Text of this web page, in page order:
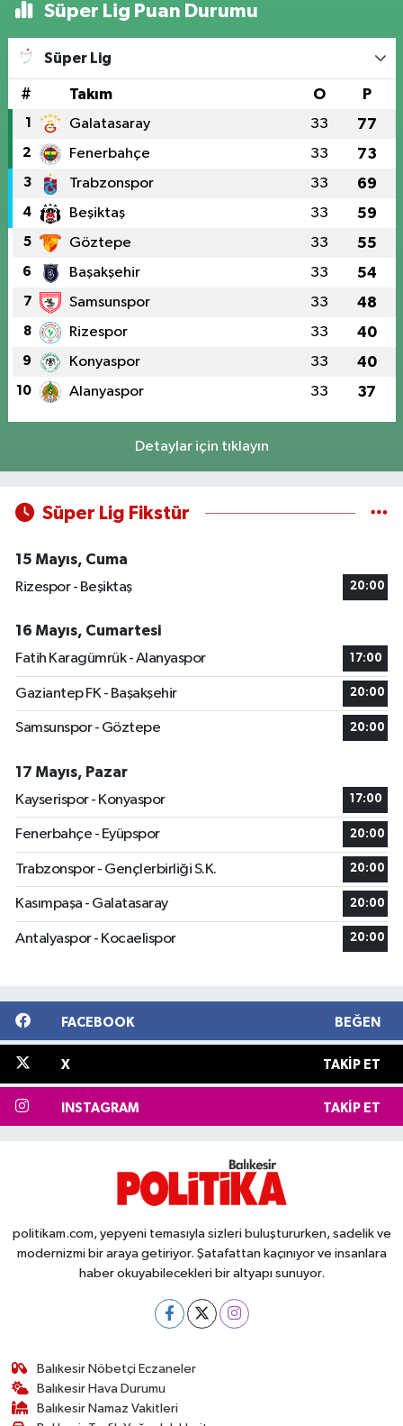
Süper Lig Puan Durumu
Süper Lig
# Takım O P
1 Galatasaray 33 77
2 Fenerbahçe 33 73
3 Trabzonspor 33 69
4 Beşiktaş 33 59
5 Göztepe 33 55
6 Başakşehir 33 54
7 Samsunspor 33 48
8 Rizespor 33 40
9 Konyaspor 33 40
10 Alanyaspor 33 37
Detaylar için tıklayın
Süper Lig Fikstür
15 Mayıs, Cuma
Rizespor - Beşiktaş
20:00
16 Mayıs, Cumartesi
Fatih Karagümrük - Alanyaspor
17:00
Gaziantep FK - Başakşehir 20:00
Samsunspor - Göztepe 20:00
17 Mayıs, Pazar
Kayserispor - Konyaspor
17:00
Fenerbahçe - Eyüpspor 20:00
Trabzonspor - Gençlerbirliği S.K. 20:00
Kasımpaşa - Galatasaray 20:00
Antalyaspor - Kocaelispor 20:00
FACEBOOK BEĞEN
X TAKIP ET
INSTAGRAM TAKIP ET
politikam.com, yepyeni temasıyla sizleri buluştururken, sadelik ve
modernizmi bir araya getiriyor. Şatafattan kaçınıyor ve insanlara
haber okuyabilecekleri bir altyapı sunuyor.
Balıkesir Nöbetçi Eczaneler
Balıkesir Hava Durumu
Balıkesir Namaz Vakitleri